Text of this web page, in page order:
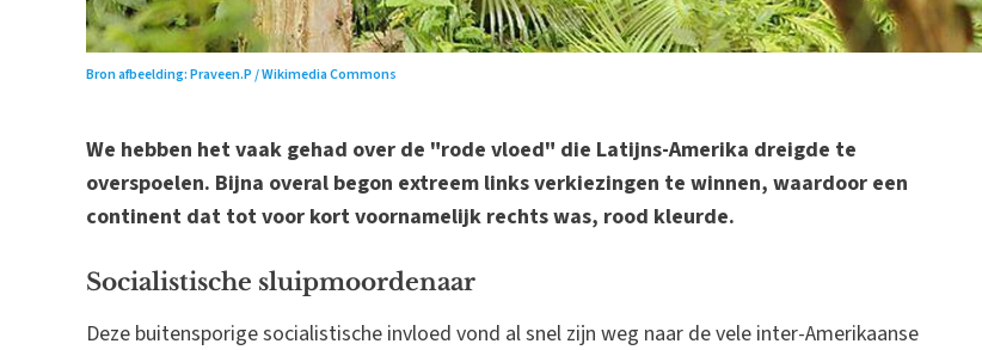
Bron afbeelding: Praveen.P / Wikimedia Commons
We hebben het vaak gehad over de "rode vloed" die Latijns-Amerika dreigde te
overspoelen. Bijna overal begon extreem links verkiezingen te winnen, waardoor een
continent dat tot voor kort voornamelijk rechts was, rood kleurde.
Socialistische sluipmoordenaar
Deze buitensporige socialistische invloed vond al snel zijn weg naar de vele inter-Amerikaanse